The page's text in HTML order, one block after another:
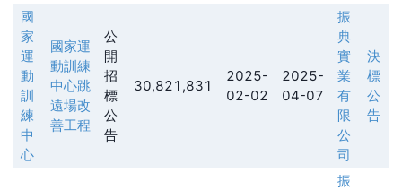
國
家
運
動
訓
練
中
心
國家運
動訓練
中心跳
遠場改
善工程
公
開
招
標
公
告
30,821,831
2025-
02-02
2025-
04-07
振
典
實
業
有
限
公
司
決
標
公
告
振